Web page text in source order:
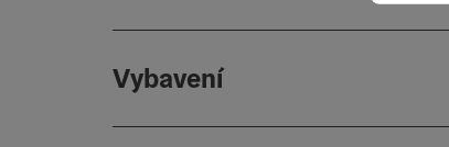
Vybavení